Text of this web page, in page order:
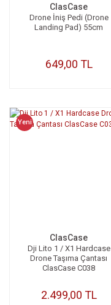
ClasCase
Drone İniş Pedi (Drone
Landing Pad) 55cm
649,00 TL
Yeni
ClasCase
Dji Lito 1 / X1 Hardcase
Drone Taşıma Çantası
ClasCase C038
2.499,00 TL